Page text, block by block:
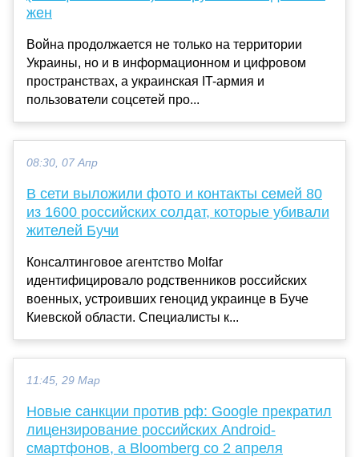
жен
Война продолжается не только на территории
Украины, но и в информационном и цифровом
пространствах, а украинская IT-армия и
пользователи соцсетей про...
08:30, 07 Апр
В сети выложили фото и контакты семей 80
из 1600 российских солдат, которые убивали
жителей Бучи
Консалтинговое агентство Molfar
идентифицировало родственников российских
военных, устроивших геноцид украинце в Буче
Киевской области. Специалисты к...
11:45, 29 Мар
Новые санкции против рф: Google прекратил
лицензирование российских Android-
смартфонов, а Bloomberg со 2 апреля